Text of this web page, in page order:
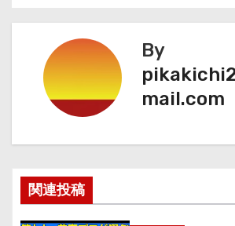
ゲ
シ
ョ
ン
By
mail.com
関連投稿